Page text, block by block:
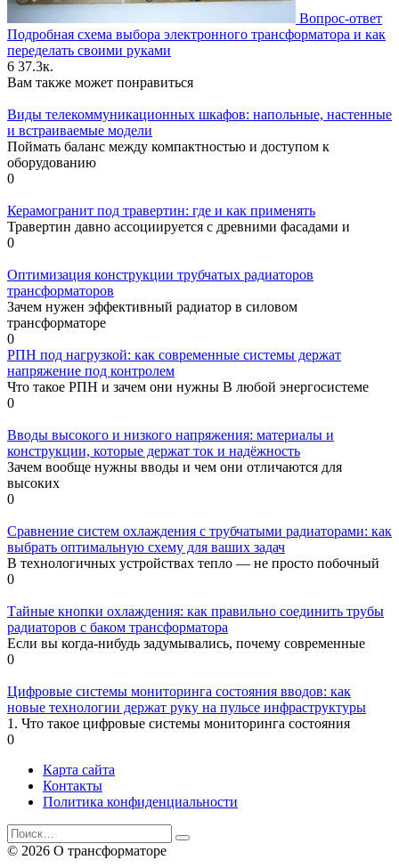
Вопрос-ответ
Подробная схема выбора электронного трансформатора и как
переделать своими руками
6 37.3к.
Вам также может понравиться
Виды телекоммуникационных шкафов: напольные, настенные
и встраиваемые модели
Поймать баланс между компактностью и доступом к
оборудованию
0
Керамогранит под травертин: где и как применять
Травертин давно ассоциируется с древними фасадами и
0
Оптимизация конструкции трубчатых радиаторов
трансформаторов
Зачем нужен эффективный радиатор в силовом
трансформаторе
0
РПН под нагрузкой: как современные системы держат
напряжение под контролем
Что такое РПН и зачем они нужны В любой энергосистеме
0
Вводы высокого и низкого напряжения: материалы и
конструкции, которые держат ток и надёжность
Зачем вообще нужны вводы и чем они отличаются для
высоких
0
Сравнение систем охлаждения с трубчатыми радиаторами: как
выбрать оптимальную схему для ваших задач
В технологичных устройствах тепло — не просто побочный
0
Тайные кнопки охлаждения: как правильно соединить трубы
радиаторов с баком трансформатора
Если вы когда-нибудь задумывались, почему современные
0
Цифровые системы мониторинга состояния вводов: как
новые технологии держат руку на пульсе инфраструктуры
1. Что такое цифровые системы мониторинга состояния
0
Карта сайта
Контакты
Политика конфиденциальности
Search
for:
© 2026 О трансформаторе